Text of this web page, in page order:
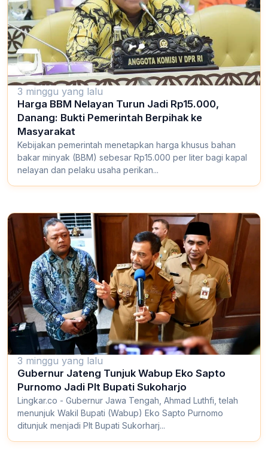
3 minggu yang lalu
Harga BBM Nelayan Turun Jadi Rp15.000,
Danang: Bukti Pemerintah Berpihak ke
Masyarakat
Kebijakan pemerintah menetapkan harga khusus bahan
bakar minyak (BBM) sebesar Rp15.000 per liter bagi kapal
nelayan dan pelaku usaha perikan...
3 minggu yang lalu
Gubernur Jateng Tunjuk Wabup Eko Sapto
Purnomo Jadi Plt Bupati Sukoharjo
Lingkar.co - Gubernur Jawa Tengah, Ahmad Luthfi, telah
menunjuk Wakil Bupati (Wabup) Eko Sapto Purnomo
ditunjuk menjadi Plt Bupati Sukorharj...